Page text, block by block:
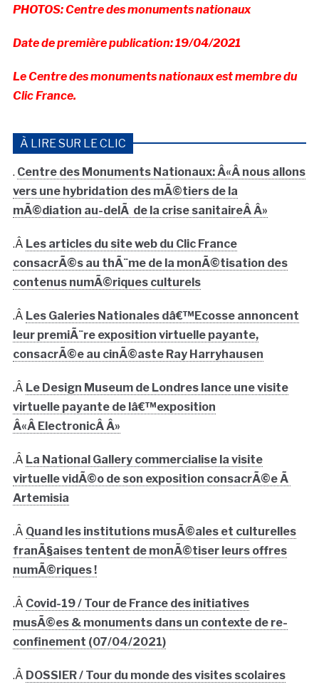
PHOTOS: Centre des monuments nationaux
Date de première publication: 19/04/2021
Le Centre des monuments nationaux est membre du
Clic France.
À LIRE SUR LE CLIC
. Centre des Monuments Nationaux: Â«Â nous allons
vers une hybridation des mÃ©tiers de la
mÃ©diation au-delÃ de la crise sanitaireÂ Â»
.Â Les articles du site web du Clic France
consacrÃ©s au thÃ¨me de la monÃ©tisation des
contenus numÃ©riques culturels
.Â Les Galeries Nationales dâ€™Ecosse annoncent
leur premiÃ¨re exposition virtuelle payante,
consacrÃ©e au cinÃ©aste Ray Harryhausen
.Â Le Design Museum de Londres lance une visite
virtuelle payante de lâ€™exposition
Â«Â ElectronicÂ Â»
.Â La National Gallery commercialise la visite
virtuelle vidÃ©o de son exposition consacrÃ©e Ã
Artemisia
.Â Quand les institutions musÃ©ales et culturelles
franÃ§aises tentent de monÃ©tiser leurs offres
numÃ©riques !
.Â Covid-19 / Tour de France des initiatives
musÃ©es & monuments dans un contexte de re-
confinement (07/04/2021)
.Â DOSSIER / Tour du monde des visites scolaires